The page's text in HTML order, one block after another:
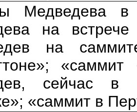
Медведева в
на
на
сейчас в
«саммит в